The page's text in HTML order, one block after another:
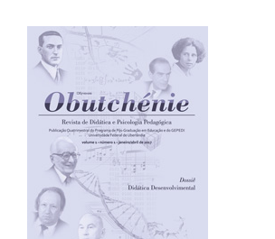
Barra
lateral
de
artigos